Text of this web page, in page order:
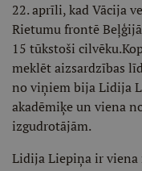
22. aprīli, kad Vācija
Rietumu frontē
15 tūkstoši
meklēt aizsardzības
no viņiem bija Lidija
akadēmiķe un viena
izgudrotājām.
Lidija Liepiņa ir